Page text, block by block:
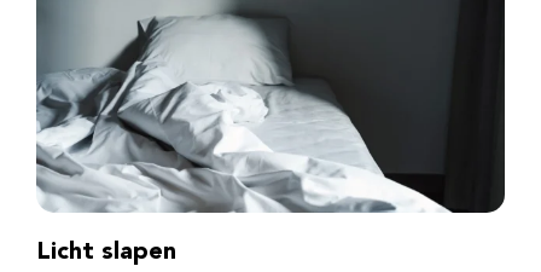
Licht slapen